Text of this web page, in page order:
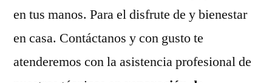
en tus manos. Para el disfrute de y bienestar
en casa. Contáctanos y con gusto te
atenderemos con la asistencia profesional de